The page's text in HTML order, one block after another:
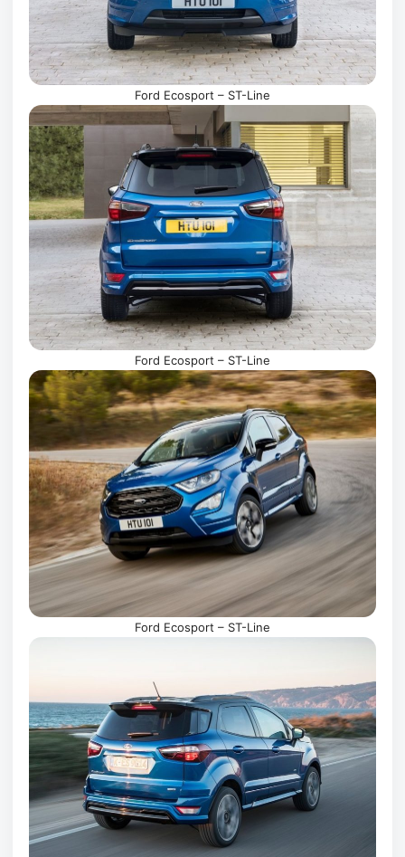
Ford Ecosport – ST-Line
Ford Ecosport – ST-Line
Ford Ecosport – ST-Line